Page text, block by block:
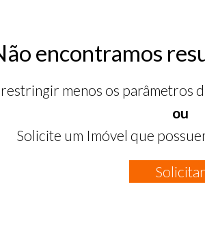
encontramos
menos os parâmetros
ou
Solicite um Imóvel que
Solicitar